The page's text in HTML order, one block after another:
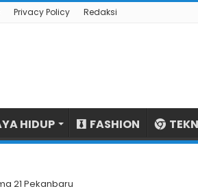
Privacy Policy Redaksi
HIDUP FASHION
21 Pekanbaru